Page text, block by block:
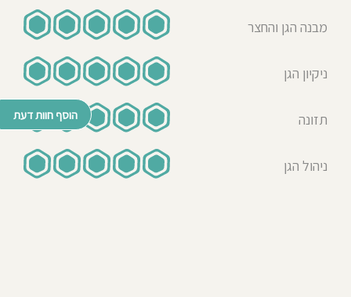
הוסף חוות דעת
09-08-2025 קים בוסי
אמא לילד/ה בגן בשנת תשפ״ה
גן מדהים, ממליצה בחום! הגננות
והסייעות קבועות, מסורות מאוד, נשות
חינוך אמיתיות שמבינות היטב את צרכי
הגיל ומשקיעות מאוד בכל פעילות. יש
סדר יום קבוע, תוכנית פדגוגית סדורה,
הגן תמיד נקי ומסודר. בבוקר אפשר
מבנה הגן והחצר
ניקיון הגן
תזונה
ניהול הגן